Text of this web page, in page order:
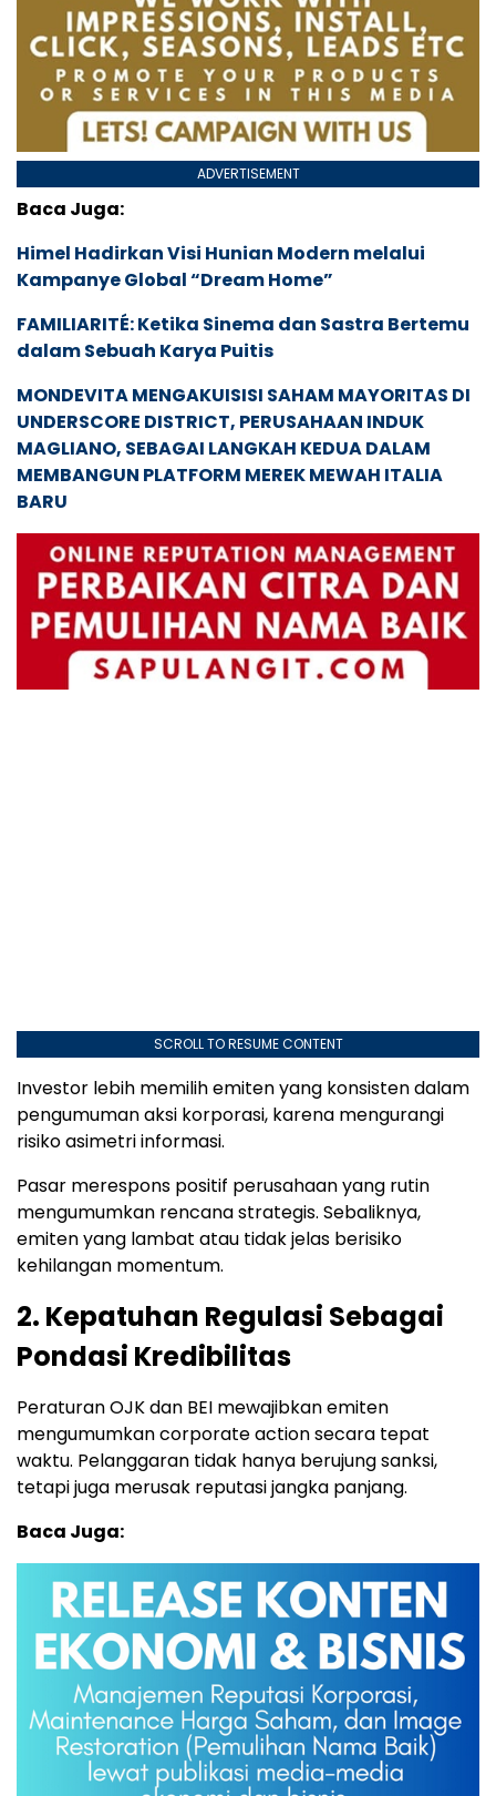
ADVERTISEMENT
Baca Juga:
Himel Hadirkan Visi Hunian Modern melalui
Kampanye Global “Dream Home”
FAMILIARITÉ: Ketika Sinema dan Sastra Bertemu
dalam Sebuah Karya Puitis
MONDEVITA MENGAKUISISI SAHAM MAYORITAS DI
UNDERSCORE DISTRICT, PERUSAHAAN INDUK
MAGLIANO, SEBAGAI LANGKAH KEDUA DALAM
MEMBANGUN PLATFORM MEREK MEWAH ITALIA
BARU
SCROLL TO RESUME CONTENT
Investor lebih memilih emiten yang konsisten dalam
pengumuman aksi korporasi, karena mengurangi
risiko asimetri informasi.
Pasar merespons positif perusahaan yang rutin
mengumumkan rencana strategis. Sebaliknya,
emiten yang lambat atau tidak jelas berisiko
kehilangan momentum.
2. Kepatuhan Regulasi Sebagai
Pondasi Kredibilitas
Peraturan OJK dan BEI mewajibkan emiten
mengumumkan corporate action secara tepat
waktu. Pelanggaran tidak hanya berujung sanksi,
tetapi juga merusak reputasi jangka panjang.
Baca Juga: